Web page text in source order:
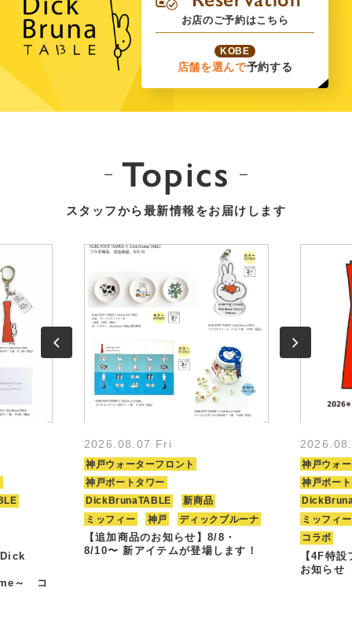
お店のご予約はこちら
KOBE
店舗を選んで予約する
Topics
スタッフから最新情報をお届けします
～ コ
2026.08.07 Fri
神戸ウォーターフロント
神戸ポートタワー
DickBrunaTABLE
新商品
ミッフィー
神戸 ディックブルーナ
【追加商品のお知らせ】8/8・
8/10〜 新アイテムが登場します！
神戸ウォ
神戸ポー
ミッフィー
コラボ
【4F特
お知らせ